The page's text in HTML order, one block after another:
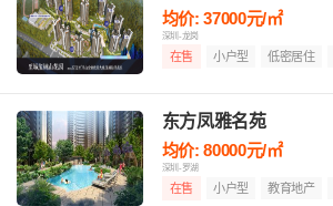
均价: 37000元/㎡
深圳-龙岗
在售 小户型 低密居住
东方凤雅名苑
均价: 80000元/㎡
深圳-罗湖
在售 小户型 教育地产